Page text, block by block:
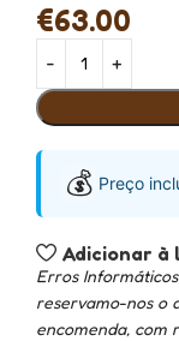
€63.00
💰 Preço
Adicionar à
Erros
reservamo-nos o
encomenda, com